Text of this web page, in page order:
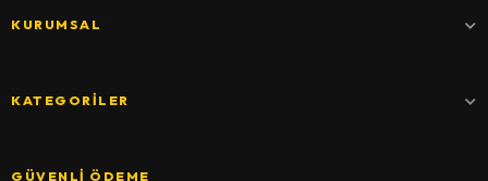
KURUMSAL
KATEGORILER
GÜVENLI ÖDEME